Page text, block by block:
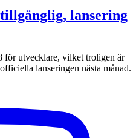
lansering
för utvecklare, vilket troligen är
lanseringen nästa månad.